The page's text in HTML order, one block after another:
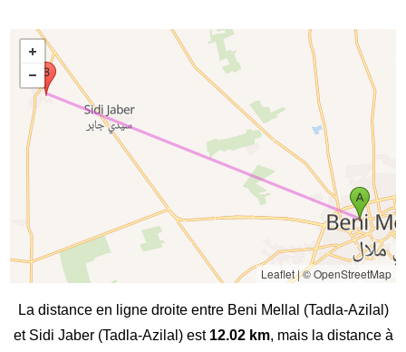
Leaflet|© OpenStreetMap
La distance en ligne droite entre Beni Mellal (Tadla-Azilal)
et Sidi Jaber (Tadla-Azilal) est 12.02 km, mais la distance à